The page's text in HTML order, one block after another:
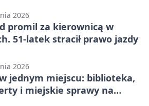
2026
promil za kierownicą w
51-latek stracił prawo jazdy
2026
jednym miejscu: biblioteka,
i miejskie sprawy na